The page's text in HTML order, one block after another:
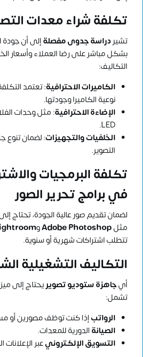
تكلفة شراء معدات
تشيردراسة جدوى مفصلةإلى أن جودة
بشكل مباشر على رضا العملاء وأسعار
التكاليف:
الكاميرات الاحترافية: تعتمد
نوعية الكاميرا وجودتها.
الإضاءة الاحترافية: مثل وحدات
LED.
الخلفيات والتجهيزات: لضمان تنوع
التصوير.
تكلفة البرمجيات
في برامج تحرير الصور
لضمان تقديم صور عالية الجودة، تحتاج
مثلAdobe Photoshopو
تتطلب اشتراكات شهرية أو سنوية.
التكاليف التشغيلية
أيجاهزة ستوديو تصويريحتاج إلى
تشمل:
الرواتبإذا كنت توظف مصورين أو
الصيانةالدورية للمعدات.
التسويق الإلكترونيعبر الإعلانات